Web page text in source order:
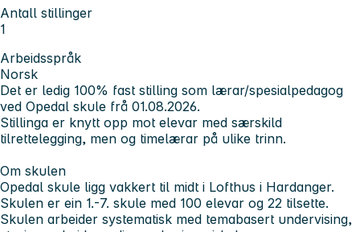
Antall stillinger
1
Arbeidsspråk
Norsk
Det er ledig 100% fast stilling som lærar/spesialpedagog
ved Opedal skule frå 01.08.2026.
Stillinga er knytt opp mot elevar med særskild
tilrettelegging, men og timelærar på ulike trinn.
Om skulen
Opedal skule ligg vakkert til midt i Lofthus i Hardanger.
Skulen er ein 1.-7. skule med 100 elevar og 22 tilsette.
Skulen arbeider systematisk med temabasert undervising,